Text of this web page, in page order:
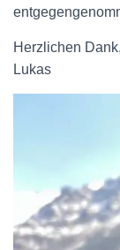
Herzlichen Dank,
Lukas